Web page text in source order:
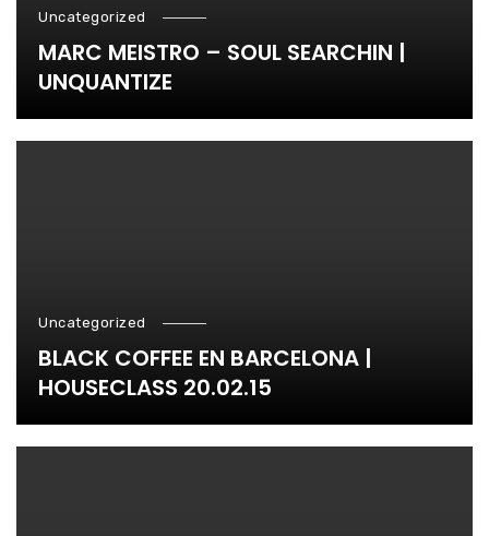
Uncategorized
MARC MEISTRO – SOUL SEARCHIN |
UNQUANTIZE
Uncategorized
BLACK COFFEE EN BARCELONA |
HOUSECLASS 20.02.15